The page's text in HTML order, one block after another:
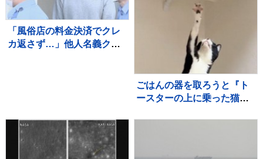
「風俗店の料金決済でクレ
カ返さず…」他人名義クレ
ごはんの器を取ろうと『ト
ースターの上に乗った猫』